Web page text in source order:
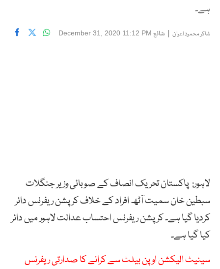
ہے۔
شاکر محمود اعوان | شائع December 31, 2020 11:12 PM
لاہور: پاکستان تحریک انصاف کے صوبائی وزیر جنگلات
سبطین خان سمیت آٹھ افراد کے خلاف کرپشن ریفرنس دائر
کردیا گیا ہے۔ کرپشن ریفرنس احتساب عدالت لاہور میں دائر
کیا گیا ہے۔
سینیٹ الیکشن اوپن بیلٹ سے کرانے کا صدارتی ریفرنس